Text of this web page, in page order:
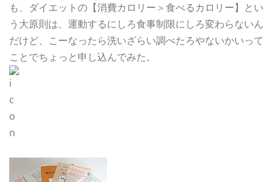
も、ダイエットの【消費カロリー＞食べるカロリー】とい
う大原則は、運動するにしろ食事制限にしろ変わらないん
だけど、こーなったら洗いざらい調べたろやないかいって
ことでちょっと申し込んでみた。